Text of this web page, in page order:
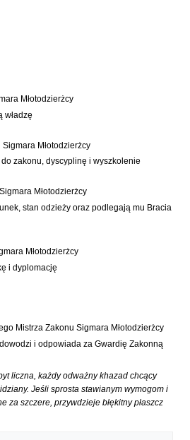
Młotodzierżcy
władzę
Młotodzierżcy
zakonu, dyscyplinę i wyszkolenie
Młotodzierżcy
stan odzieży oraz podlegają mu Bracia
Młotodzierżcy
i dyplomację
Mistrza Zakonu Sigmara Młotodzierżcy
i odpowiada za Gwardię Zakonną
liczna, każdy odważny khazad chcący
Jeśli sprosta stawianym wymogom i
za szczere, przywdzieje błękitny płaszcz